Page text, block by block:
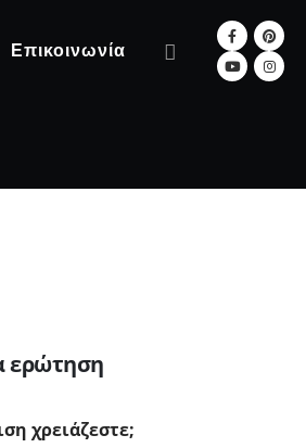
Επικοινωνία
ερώτηση
χρειάζεστε;